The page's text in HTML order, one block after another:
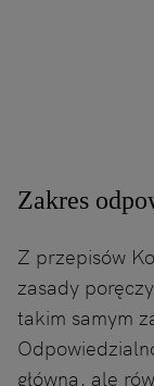
Zakres
Z przepisów
zasady
takim samym
główną, ale